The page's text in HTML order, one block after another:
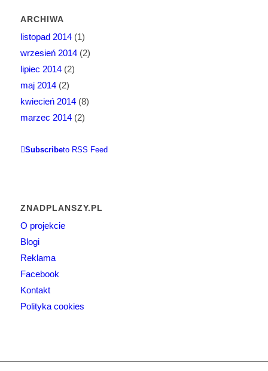
ARCHIWA
listopad 2014(1)
wrzesień 2014(2)
lipiec 2014(2)
maj 2014(2)
kwiecień 2014(8)
marzec 2014(2)
Subscribeto RSS Feed
ZNADPLANSZY.PL
O projekcie
Blogi
Reklama
Facebook
Kontakt
Polityka cookies